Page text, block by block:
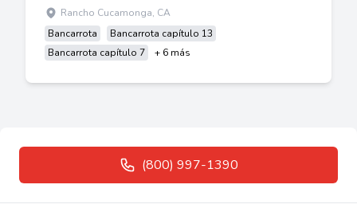
Rancho Cucamonga, CA
Bancarrota
Bancarrota capítulo 13
Bancarrota capítulo 7
+ 6 más
(800) 997-1390